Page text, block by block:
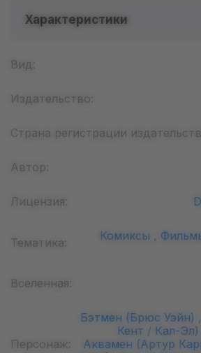
Характеристики
Вид:
Издательство:
Страна регистрации
Автор:
Лицензия:
Тематика: Комиксы ,
Вселенная:
Персонаж:
Бэтмен (Брюс Уэйн) ,
Кент / Кал-Эл)
Аквамен (Артур